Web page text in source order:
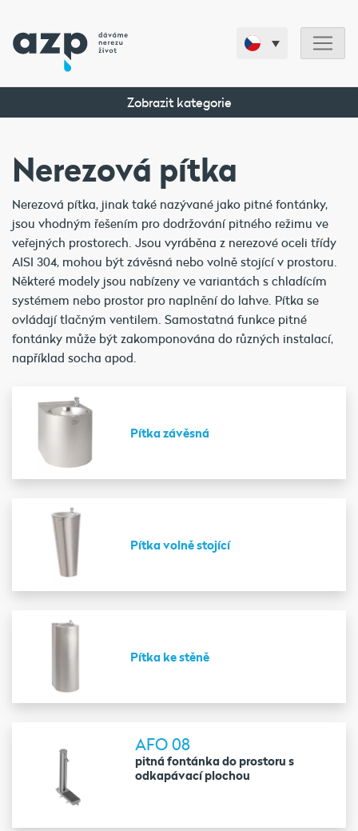
Zobrazit kategorie
Nerezová pítka
Nerezová pítka, jinak také nazývané jako pitné fontánky,
jsou vhodným řešením pro dodržování pitného režimu ve
veřejných prostorech. Jsou vyráběna z nerezové oceli třídy
AISI 304, mohou být závěsná nebo volně stojící v prostoru.
Některé modely jsou nabízeny ve variantách s chladícím
systémem nebo prostor pro naplnění do lahve. Pítka se
ovládají tlačným ventilem. Samostatná funkce pitné
fontánky může být zakomponována do různých instalací,
například socha apod.
Pítka závěsná
Pítka volně stojící
Pítka ke stěně
AFO 08
pitná fontánka do prostoru s
odkapávací plochou